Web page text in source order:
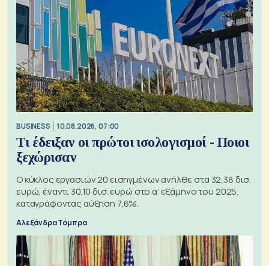
BUSINESS 10.08.2026, 07:00
Τι έδειξαν οι πρώτοι ισολογισμοί - Ποιοι
ξεχώρισαν
Ο κύκλος εργασιών 20 εισηγμένων ανήλθε στα 32,38 δισ.
ευρώ, έναντι 30,10 δισ. ευρώ στο α’ εξάμηνο του 2025,
καταγράφοντας αύξηση 7,6%.
Αλεξάνδρα Τόμπρα